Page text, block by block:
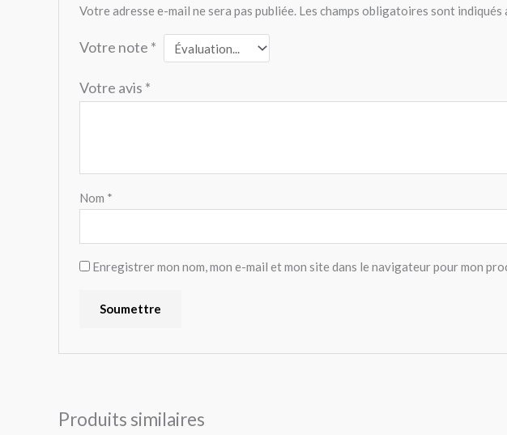
Votre adresse e-mail ne sera pas publiée. Les champs obligatoires sont indiqués
Votre note *
Votre avis *
Nom *
Enregistrer mon nom, mon e-mail et mon site dans le navigateur pour mon
Produits similaires